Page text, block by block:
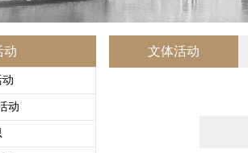
动
动
文体活动